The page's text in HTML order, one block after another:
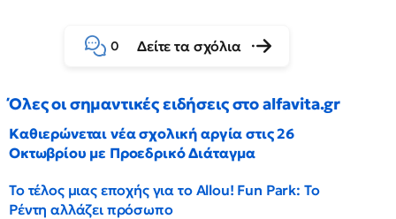
0 Δείτε τα σχόλια
Όλες οι σημαντικές ειδήσεις στο alfavita.gr
Καθιερώνεται νέα σχολική αργία στις 26
Οκτωβρίου με Προεδρικό Διάταγμα
Το τέλος μιας εποχής για το Allou! Fun Park: Το
Ρέντη αλλάζει πρόσωπο